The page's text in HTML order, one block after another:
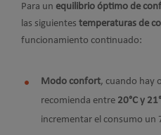
Para un equilibrio óptimo de
las siguientes temperaturas de
funcionamiento continuado:
Modo confort, cuando hay
recomienda entre 20°C y 21°
incrementar el consumo un